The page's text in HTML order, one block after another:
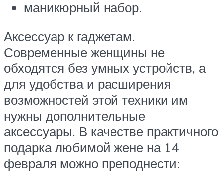
маникюрный набор.
Аксессуар к гаджетам.
Современные женщины не
обходятся без умных устройств, а
для удобства и расширения
возможностей этой техники им
нужны дополнительные
аксессуары. В качестве практичного
подарка любимой жене на 14
февраля можно преподнести: